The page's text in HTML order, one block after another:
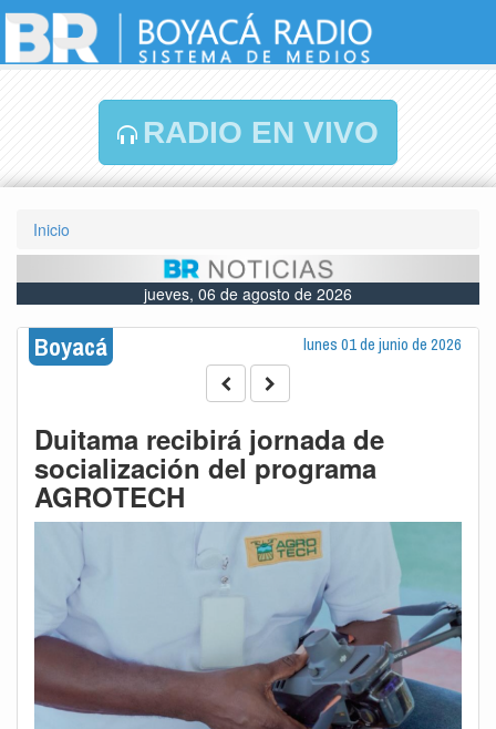
RADIO EN VIVO
Inicio
jueves, 06 de agosto de 2026
Boyacá lunes 01 de junio de 2026
Duitama recibirá jornada de
socialización del programa
AGROTECH